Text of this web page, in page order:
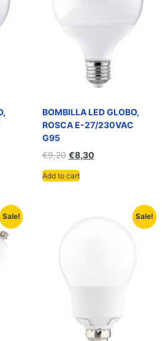
BOMBILLA LED GLOBO,
ROSCA E-27/230VAC
G95
€9,20 €8,30
Add to cart
Sale! Sale!